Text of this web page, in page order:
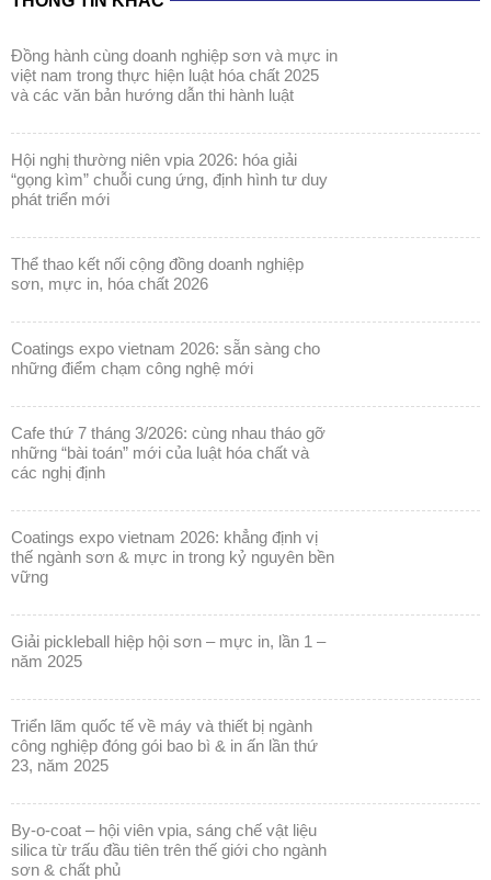
đồng hành cùng doanh nghiệp sơn và mực in
việt nam trong thực hiện luật hóa chất 2025
và các văn bản hướng dẫn thi hành luật
hội nghị thường niên vpia 2026: hóa giải
“gọng kìm” chuỗi cung ứng, định hình tư duy
phát triển mới
thể thao kết nối cộng đồng doanh nghiệp
sơn, mực in, hóa chất 2026
coatings expo vietnam 2026: sẵn sàng cho
những điểm chạm công nghệ mới
cafe thứ 7 tháng 3/2026: cùng nhau tháo gỡ
những “bài toán” mới của luật hóa chất và
các nghị định
coatings expo vietnam 2026: khẳng định vị
thế ngành sơn & mực in trong kỷ nguyên bền
vững
giải pickleball hiệp hội sơn – mực in, lần 1 –
năm 2025
triển lãm quốc tế về máy và thiết bị ngành
công nghiệp đóng gói bao bì & in ấn lần thứ
23, năm 2025
by-o-coat – hội viên vpia, sáng chế vật liệu
silica từ trấu đầu tiên trên thế giới cho ngành
sơn & chất phủ